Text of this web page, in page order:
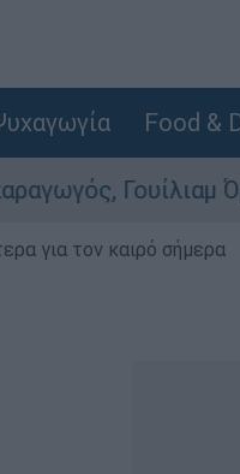
Food &
Όρμπιτ - Η
για τον καιρό σήμερα